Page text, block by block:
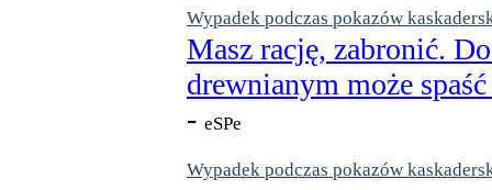
Wypadek podczas pokazów
Masz rację, zabronić.
drewnianym może
- eSPe
Wypadek podczas pokazów